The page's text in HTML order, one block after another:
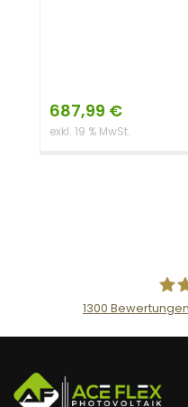
687,99 €
exkl. 19 % MwSt.
1300